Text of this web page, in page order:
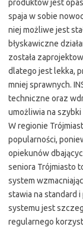
produktów jest
spaja w sobie
niej możliwe jest
błyskawiczne
została
dlatego jest lekka,
mniej sprawnych.
techniczne oraz
umożliwia na
W regionie
popularności,
opiekunów
seniora Trójmiasto
system
stawia na standard
systemu jest
regularnego